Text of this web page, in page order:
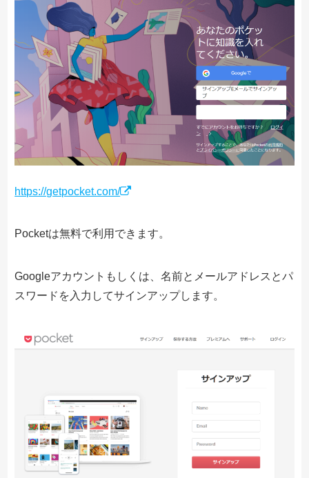
まとめ
https://getpocket.com/
Pocketは無料で利用できます。
Googleアカウントもしくは、名前とメールアドレスとパ
スワードを入力してサインアップします。